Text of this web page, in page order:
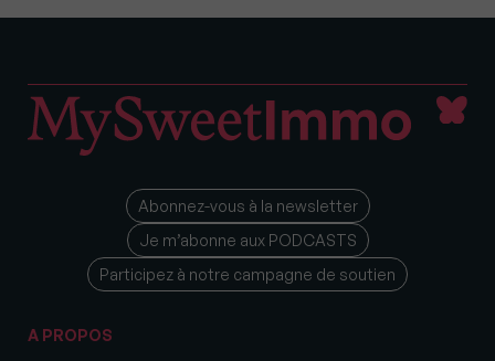
Abonnez-vous à la newsletter
Je m’abonne aux PODCASTS
Participez à notre campagne de soutien
A PROPOS